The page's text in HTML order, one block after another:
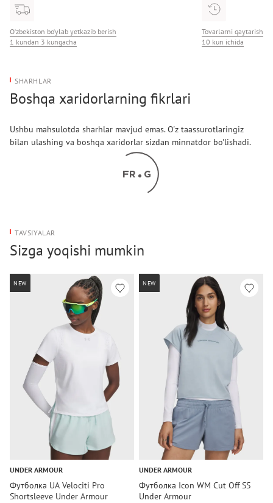
Naqsh: yo‘l-yo‘l
O‘zbekiston bo‘ylab yetkazib berish
1 kundan 3 kungacha
Tovarlarni qaytarish
10 kun ichida
SHARHLAR
Boshqa xaridorlarning fikrlari
Ushbu mahsulotda sharhlar mavjud emas. O'z taassurotlaringiz
bilan ulashing va boshqa xaridorlar sizdan minnatdor bo'lishadi.
TAVSIYALAR
Sizga yoqishi mumkin
NEW
UNDER ARMOUR
Футболка UA Velociti Pro
Shortsleeve Under Armour
NEW
UNDER ARMOUR
Футболка Icon WM Cut Off SS
Under Armour